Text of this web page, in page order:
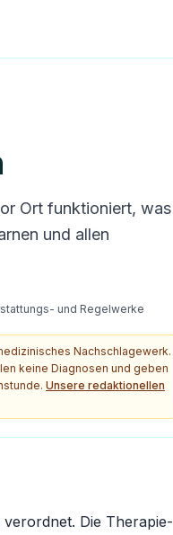
Ort funktioniert, was
und allen
und Regelwerke
Nachschlagewerk.
keine Diagnosen und geben
Unsere redaktionellen
Die Therapie-